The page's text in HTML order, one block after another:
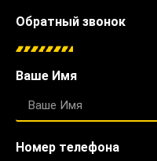
Обратный звонок
Ваше Имя
Номер телефона